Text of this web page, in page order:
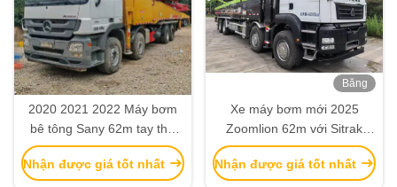
2020 2021 2022 Máy bơm
bê tông Sany 62m tay thứ
hai với khung bê tông
Nhận được giá tốt nhất
Băng
Xe máy bơm mới 2025
Zoomlion 62m với Sitrak
ZLJ5461THBKF
Nhận được giá tốt nhất